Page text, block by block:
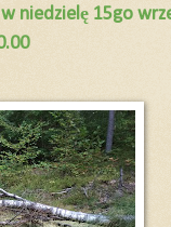
niedzielę 15go